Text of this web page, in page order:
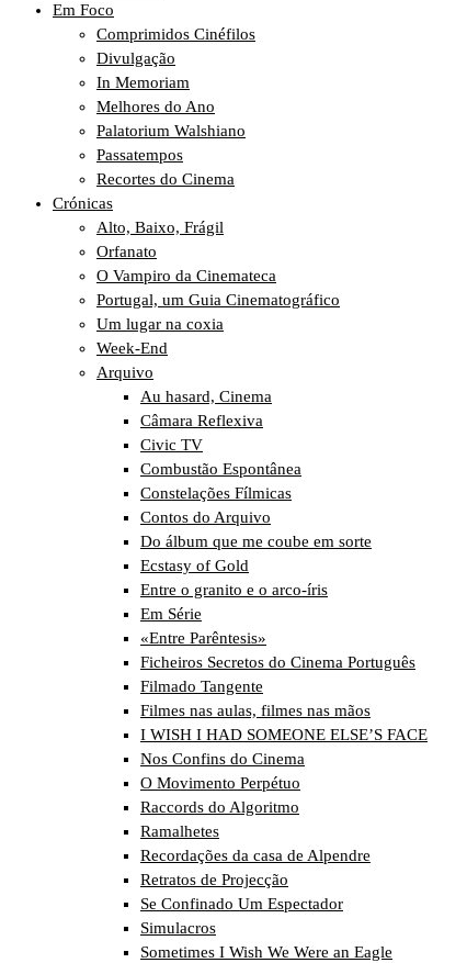
Em Foco
Comprimidos Cinéfilos
Divulgação
In Memoriam
Melhores do Ano
Palatorium Walshiano
Passatempos
Recortes do Cinema
Crónicas
Alto, Baixo, Frágil
Orfanato
O Vampiro da Cinemateca
Portugal, um Guia Cinematográfico
Um lugar na coxia
Week-End
Arquivo
Au hasard, Cinema
Câmara Reflexiva
Civic TV
Combustão Espontânea
Constelações Fílmicas
Contos do Arquivo
Do álbum que me coube em sorte
Ecstasy of Gold
Entre o granito e o arco-íris
Em Série
«Entre Parêntesis»
Ficheiros Secretos do Cinema Português
Filmado Tangente
Filmes nas aulas, filmes nas mãos
I WISH I HAD SOMEONE ELSE’S FACE
Nos Confins do Cinema
O Movimento Perpétuo
Raccords do Algoritmo
Ramalhetes
Recordações da casa de Alpendre
Retratos de Projecção
Se Confinado Um Espectador
Simulacros
Sometimes I Wish We Were an Eagle